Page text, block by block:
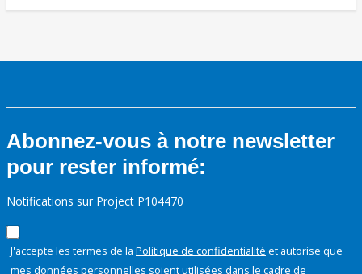
Abonnez-vous à notre newsletter
pour rester informé:
Notifications sur Project P104470
J'accepte les termes de la Politique de confidentialité et autorise que
mes données personnelles soient utilisées dans le cadre de